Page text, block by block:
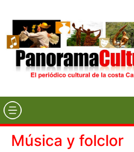
Música y folclor